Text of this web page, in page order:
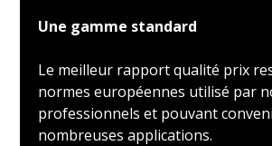
Une gamme standard
Le meilleur rapport qualité prix
normes européennes utilisé par
professionnels et pouvant
nombreuses applications.